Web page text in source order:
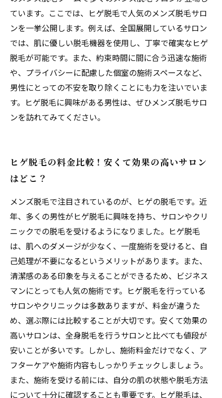
ています。ここでは、ヒゲ脱毛で人気のメンズ脱毛サロ
ンを一挙公開します。例えば、全国展開しているサロン
では、肌に優しい脱毛機器を使用し、丁寧で確実なヒゲ
脱毛が可能です。また、約束時間に間に合う迅速な施術
や、プライバシーに配慮した個室の施術スペースなど、
男性にとっての不安を取り除くことにも力を注いでいま
す。ヒゲ脱毛に興味がある男性は、ぜひメンズ脱毛サロ
ンを訪れてみてください。
ヒゲ脱毛の料金比較！安くて効果の高いサロン
はどこ？
メンズ脱毛で注目されているのが、ヒゲの脱毛です。近
年、多くの男性がヒゲ脱毛に興味を持ち、サロンやクリ
ニックでの脱毛を受けるようになりました。ヒゲ脱毛
は、肌へのダメージが少なく、一度施術を受けると、自
己処理が不要になるというメリットがあります。また、
清潔感のある印象を与えることができるため、ビジネス
マンにとっても人気の施術です。ヒゲ脱毛を行っている
サロンやクリニックは多数ありますが、料金が違うた
め、選ぶ際には比較することが大切です。安くて効果の
高いサロンは、全身脱毛を行うサロンと比べても値段が
安いことが多いです。しかし、施術料金だけでなく、ア
フターケアや施術内容もしっかりチェックしましょう。
また、施術を受ける前には、自分の肌の状態や脱毛方法
について十分に確認することも重要です。ヒゲ脱毛は、